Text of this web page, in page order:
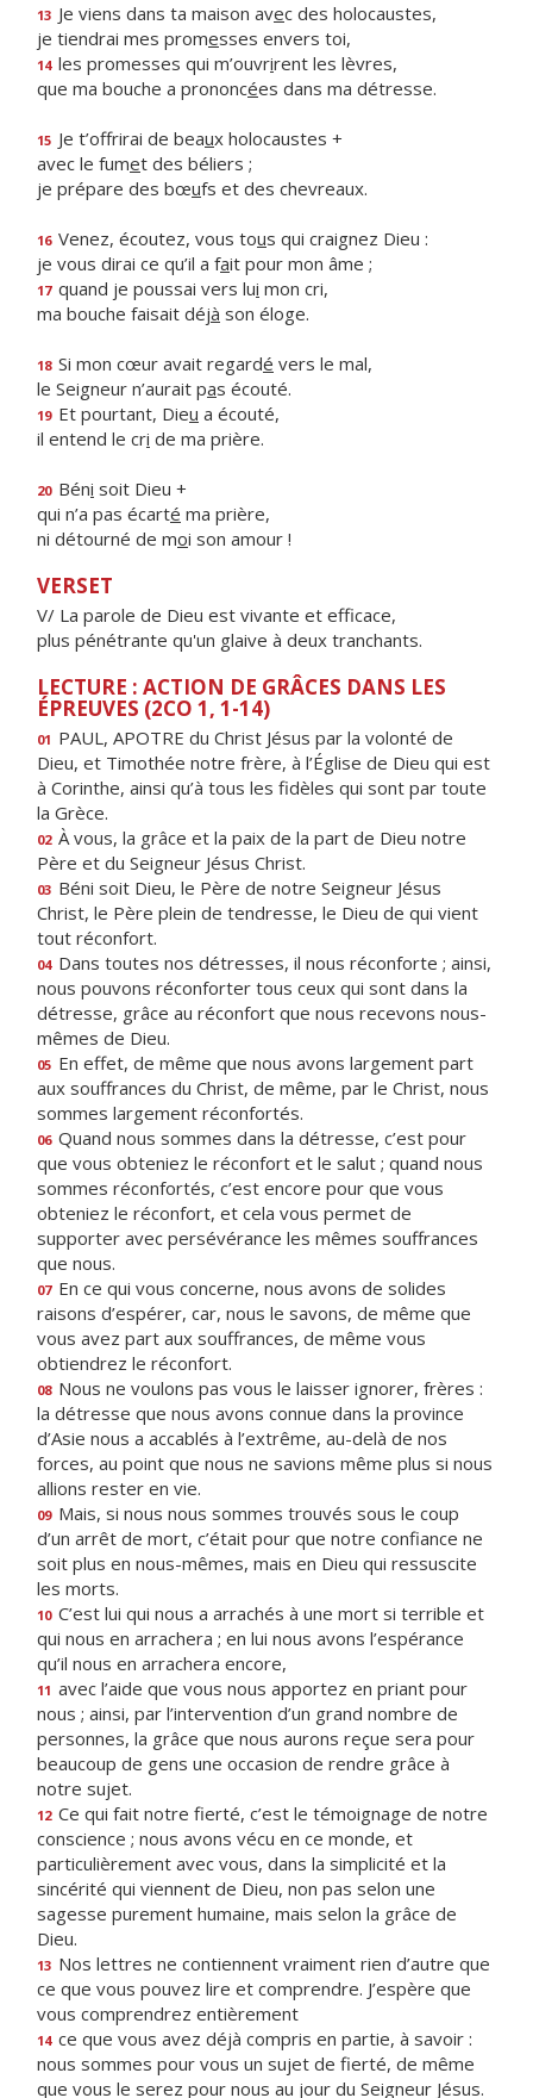
13 Je viens dans ta maison avec des holocaustes,
je tiendrai mes promesses envers toi,
14 les promesses qui m’ouvrirent les lèvres,
que ma bouche a prononcées dans ma détresse.
15 Je t’offrirai de beaux holocaustes +
avec le fumet des béliers ;
je prépare des bœufs et des chevreaux.
16 Venez, écoutez, vous tous qui craignez Dieu :
je vous dirai ce qu’il a fait pour mon âme ;
17 quand je poussai vers lui mon cri,
ma bouche faisait déjà son éloge.
18 Si mon cœur avait regardé vers le mal,
le Seigneur n’aurait pas écouté.
19 Et pourtant, Dieu a écouté,
il entend le cri de ma prière.
20 Béni soit Dieu +
qui n’a pas écarté ma prière,
ni détourné de moi son amour !
VERSET
V/ La parole de Dieu est vivante et efficace,
plus pénétrante qu'un glaive à deux tranchants.
LECTURE : ACTION DE GRÂCES DANS LES
ÉPREUVES (2CO 1, 1-14)
01 PAUL, APOTRE du Christ Jésus par la volonté de
Dieu, et Timothée notre frère, à l’Église de Dieu qui est
à Corinthe, ainsi qu’à tous les fidèles qui sont par toute
la Grèce.
02 À vous, la grâce et la paix de la part de Dieu notre
Père et du Seigneur Jésus Christ.
03 Béni soit Dieu, le Père de notre Seigneur Jésus
Christ, le Père plein de tendresse, le Dieu de qui vient
tout réconfort.
04 Dans toutes nos détresses, il nous réconforte ; ainsi,
nous pouvons réconforter tous ceux qui sont dans la
détresse, grâce au réconfort que nous recevons nous-
mêmes de Dieu.
05 En effet, de même que nous avons largement part
aux souffrances du Christ, de même, par le Christ, nous
sommes largement réconfortés.
06 Quand nous sommes dans la détresse, c’est pour
que vous obteniez le réconfort et le salut ; quand nous
sommes réconfortés, c’est encore pour que vous
obteniez le réconfort, et cela vous permet de
supporter avec persévérance les mêmes souffrances
que nous.
07 En ce qui vous concerne, nous avons de solides
raisons d’espérer, car, nous le savons, de même que
vous avez part aux souffrances, de même vous
obtiendrez le réconfort.
08 Nous ne voulons pas vous le laisser ignorer, frères :
la détresse que nous avons connue dans la province
d’Asie nous a accablés à l’extrême, au-delà de nos
forces, au point que nous ne savions même plus si nous
allions rester en vie.
09 Mais, si nous nous sommes trouvés sous le coup
d’un arrêt de mort, c’était pour que notre confiance ne
soit plus en nous-mêmes, mais en Dieu qui ressuscite
les morts.
10 C’est lui qui nous a arrachés à une mort si terrible et
qui nous en arrachera ; en lui nous avons l’espérance
qu’il nous en arrachera encore,
11 avec l’aide que vous nous apportez en priant pour
nous ; ainsi, par l’intervention d’un grand nombre de
personnes, la grâce que nous aurons reçue sera pour
beaucoup de gens une occasion de rendre grâce à
notre sujet.
12 Ce qui fait notre fierté, c’est le témoignage de notre
conscience ; nous avons vécu en ce monde, et
particulièrement avec vous, dans la simplicité et la
sincérité qui viennent de Dieu, non pas selon une
sagesse purement humaine, mais selon la grâce de
Dieu.
13 Nos lettres ne contiennent vraiment rien d’autre que
ce que vous pouvez lire et comprendre. J’espère que
vous comprendrez entièrement
14 ce que vous avez déjà compris en partie, à savoir :
nous sommes pour vous un sujet de fierté, de même
que vous le serez pour nous au jour du Seigneur Jésus.